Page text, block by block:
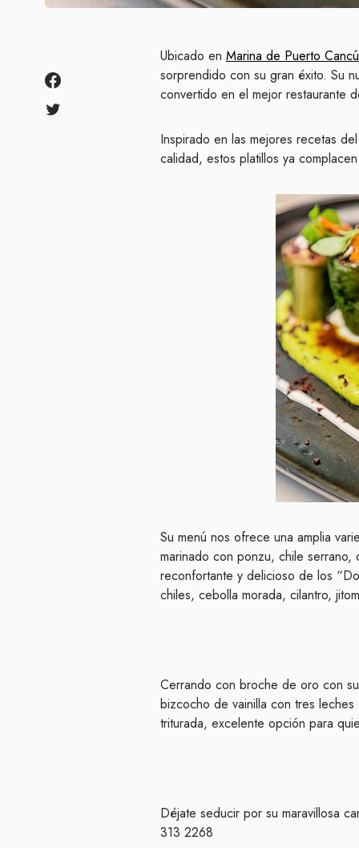
Ubicado en Marina de Puerto
sorprendido con su gran éxito. Su
convertido en el mejor restaurante
Inspirado en las mejores recetas
calidad, estos platillos ya
Su menú nos ofrece una amplia
marinado con ponzu, chile serrano,
reconfortante y delicioso de los
chiles, cebolla morada, cilantro,
Cerrando con broche de oro con
bizcocho de vainilla con tres
triturada, excelente opción para
Déjate seducir por su maravillosa
313 2268